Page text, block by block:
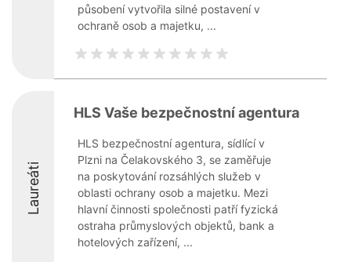
působení vytvořila silné postavení v
ochraně osob a majetku, ...
Laureáti
HLS Vaše bezpečnostní agentura
HLS bezpečnostní agentura, sídlící v
Plzni na Čelakovského 3, se zaměřuje
na poskytování rozsáhlých služeb v
oblasti ochrany osob a majetku. Mezi
hlavní činnosti společnosti patří fyzická
ostraha průmyslových objektů, bank a
hotelových zařízení, ...